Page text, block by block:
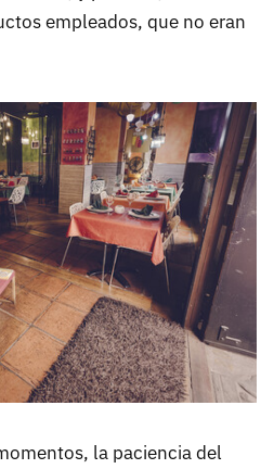
empleados, que no eran
la paciencia del